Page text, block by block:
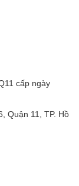
cấp ngày
Quận 11, TP. Hồ